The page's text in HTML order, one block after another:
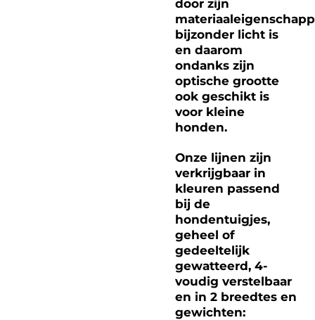
door zijn
bijzonder licht is
en daarom
ondanks zijn
optische grootte
ook geschikt is
voor kleine
honden.
Onze lijnen zijn
verkrijgbaar in
kleuren passend
bij de
hondentuigjes,
geheel of
gedeeltelijk
gewatteerd, 4-
voudig verstelbaar
en in 2 breedtes en
gewichten: